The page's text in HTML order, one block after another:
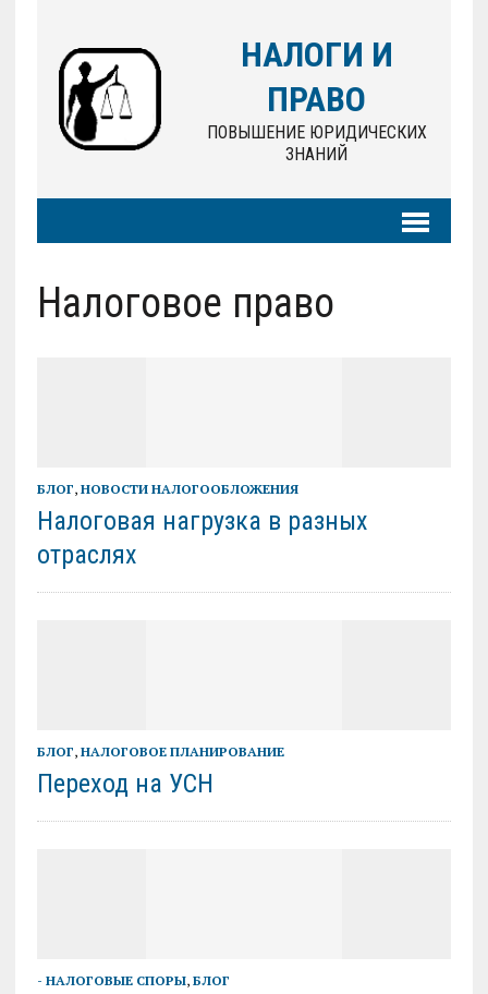
НАЛОГИ И
ПРАВО
ПОВЫШЕНИЕ ЮРИДИЧЕСКИХ
ЗНАНИЙ
Налоговое право
БЛОГ, НОВОСТИ НАЛОГООБЛОЖЕНИЯ
Налоговая нагрузка в разных
отраслях
БЛОГ, НАЛОГОВОЕ ПЛАНИРОВАНИЕ
Переход на УСН
- НАЛОГОВЫЕ СПОРЫ, БЛОГ